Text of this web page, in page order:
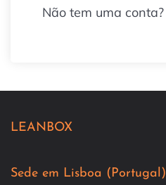
Não tem uma conta?
LEANBOX
Sede em Lisboa (Portugal)